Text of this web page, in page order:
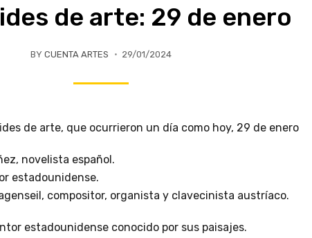
de arte: 29 de enero
BY CUENTA ARTES 29/01/2024
de arte, que ocurrieron un día como hoy, 29 de enero
novelista español.
estadounidense.
compositor, organista y clavecinista austríaco.
estadounidense conocido por sus paisajes.